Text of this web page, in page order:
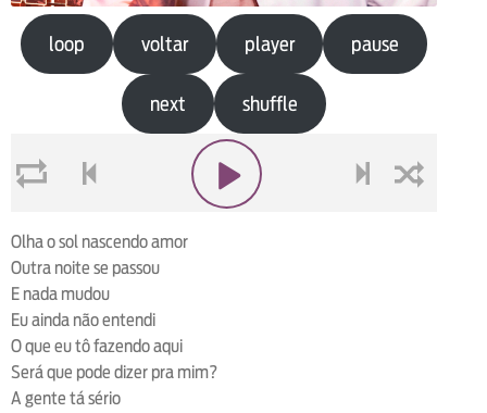
loop voltar player pause
next shuffle
Olha o sol nascendo amor
Outra noite se passou
E nada mudou
Eu ainda não entendi
O que eu tô fazendo aqui
Será que pode dizer pra mim?
A gente tá sério